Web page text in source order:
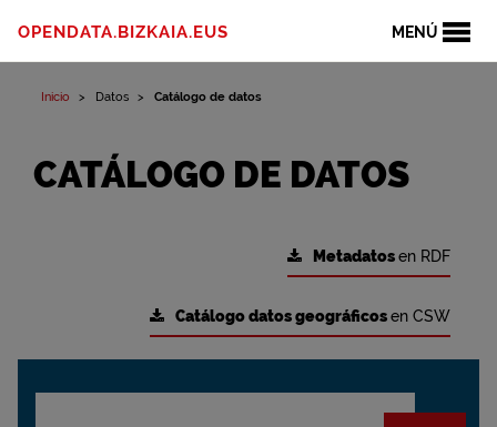
MENÚ
OPENDATA.BIZKAIA.EUS
Inicio Datos Catálogo de datos
CATÁLOGO DE DATOS
Metadatosen RDF
Catálogo datos geográficosen CSW